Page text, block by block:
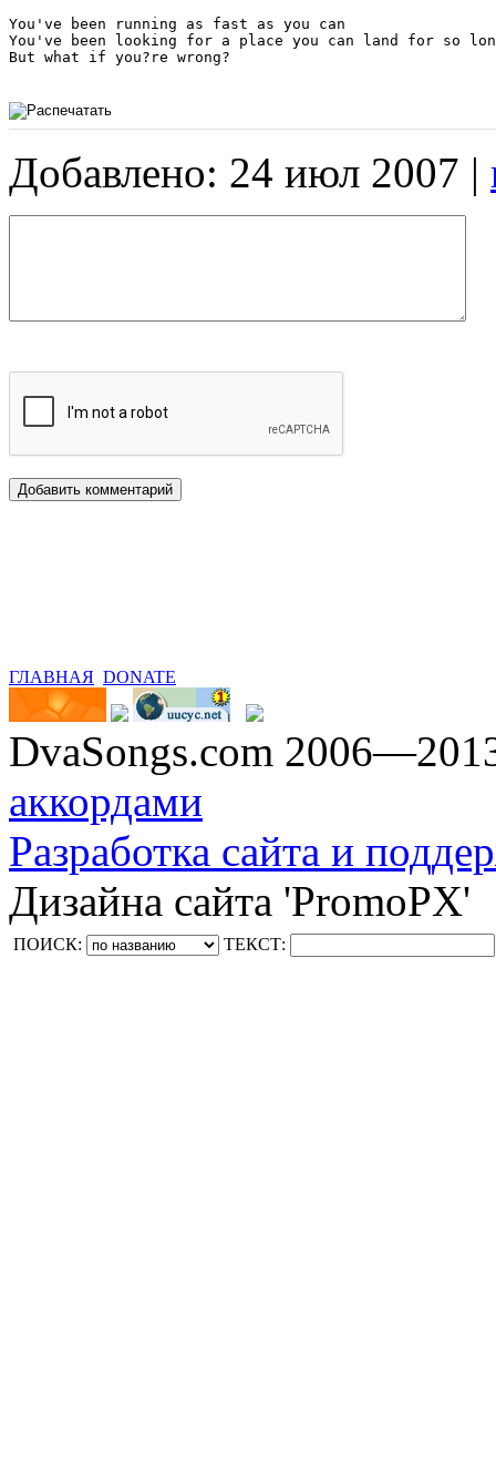
You've been running as fast as you can
You've been looking for a place you can land for so
But what if you?re wrong?
Добавлено: 24 июл 2007 |
ГЛАВНАЯ DONATE
DvaSongs.com
аккордами
Разработка сайта и
Дизайна сайта 'PromoPX'
ПОИСК: ТЕКСТ: